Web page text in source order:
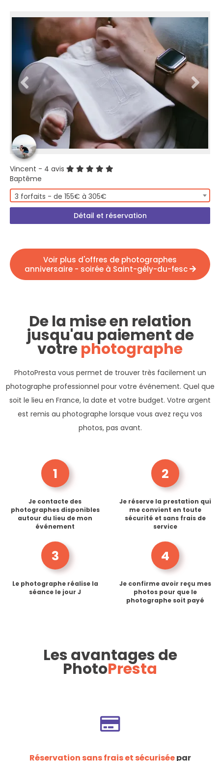
Vincent - 4 avis
Baptême
3 forfaits - de 155€ à 305€
Détail et réservation
Voir plus d'offres de photographes
anniversaire - soirée à Saint-gély-du-fesc
De la mise en relation
jusqu'au paiement de
votrephotographe
PhotoPresta vous permet de trouver très facilement un
photographe professionnel pour votre événement. Quel que
soit le lieu en France, la date et votre budget. Votre argent
est remis au photographe lorsque vous avez reçu vos
photos, pas avant.
1
Je contacte des
photographes disponibles
autour du lieu de mon
événement
2
Je réserve la prestation qui
me convient en toute
sécurité et sans frais de
service
3
Le photographe réalise la
séance le jour J
4
Je confirme avoir reçu mes
photos pour que le
photographe soit payé
Les avantages de
PhotoPresta
Réservation sans frais et sécuriséepar